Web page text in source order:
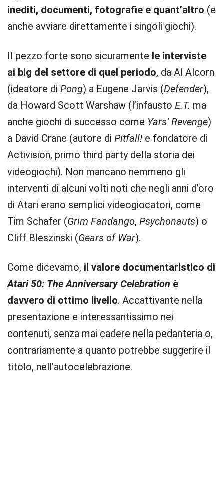
inediti, documenti, fotografie e quant’altro (e
anche avviare direttamente i singoli giochi).
Il pezzo forte sono sicuramente le interviste
ai big del settore di quel periodo, da Al Alcorn
(ideatore di Pong) a Eugene Jarvis (Defender),
da Howard Scott Warshaw (l’infausto E.T. ma
anche giochi di successo come Yars’ Revenge)
a David Crane (autore di Pitfall! e fondatore di
Activision, primo third party della storia dei
videogiochi). Non mancano nemmeno gli
interventi di alcuni volti noti che negli anni d’oro
di Atari erano semplici videogiocatori, come
Tim Schafer (Grim Fandango, Psychonauts) o
Cliff Bleszinski (Gears of War).
Come dicevamo, il valore documentaristico di
Atari 50: The Anniversary Celebration è
davvero di ottimo livello. Accattivante nella
presentazione e interessantissimo nei
contenuti, senza mai cadere nella pedanteria o,
contrariamente a quanto potrebbe suggerire il
titolo, nell’autocelebrazione.